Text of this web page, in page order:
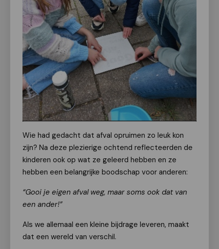
Wie had gedacht dat afval opruimen zo leuk kon
zijn? Na deze plezierige ochtend reflecteerden de
kinderen ook op wat ze geleerd hebben en ze
hebben een belangrijke boodschap voor anderen:
“Gooi je eigen afval weg, maar soms ook dat van
een ander!”
Als we allemaal een kleine bijdrage leveren, maakt
dat een wereld van verschil.